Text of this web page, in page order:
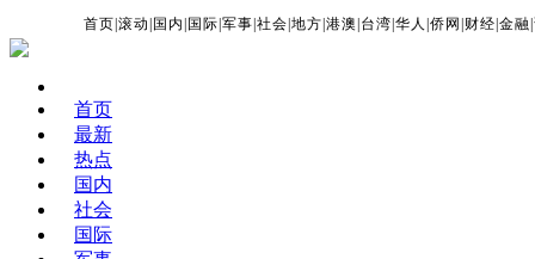
首页 |滚动 国内 国际 |军事 |社会 |地方 |港澳 台湾 |华人 |侨网 财经 |金融 |
首页
最新
热点
国内
社会
国际